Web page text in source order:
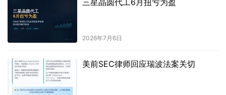
三星晶圆代工6月扭亏为盈
2026年7月6日
美前SEC律师回应瑞波法案关切